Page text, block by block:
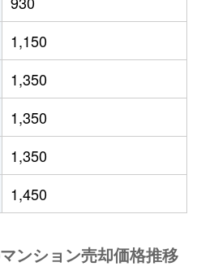
1,600万円
2,600万円
1,600万円
2,100万円
2,700万円
2,200万円
1,150
1,350
1,350
1,350
1,450